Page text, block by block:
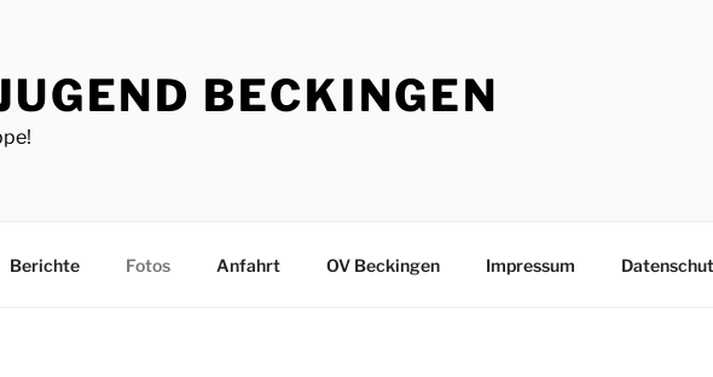
BECKINGEN
Berichte Fotos Anfahrt OV Beckingen Impressum